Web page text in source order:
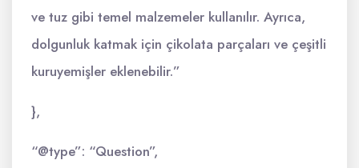
ve tuz gibi temel malzemeler kullanılır. Ayrıca,
dolgunluk katmak için çikolata parçaları ve çeşitli
kuruyemişler eklenebilir.”
},
“@type”: “Question”,